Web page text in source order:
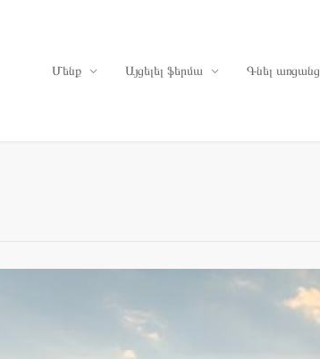
Մենք Այցելել ֆերմա Գնել առցանց